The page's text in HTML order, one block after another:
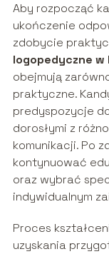
Aby rozpocząć
ukończenie
zdobycie
logopedyczne w
obejmują
praktyczne.
predyspozycje
dorosłymi z
komunikacji. Po
kontynuować
oraz wybrać
indywidualnym
Proces
uzyskania